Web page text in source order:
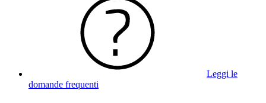
Leggi le
domande frequenti